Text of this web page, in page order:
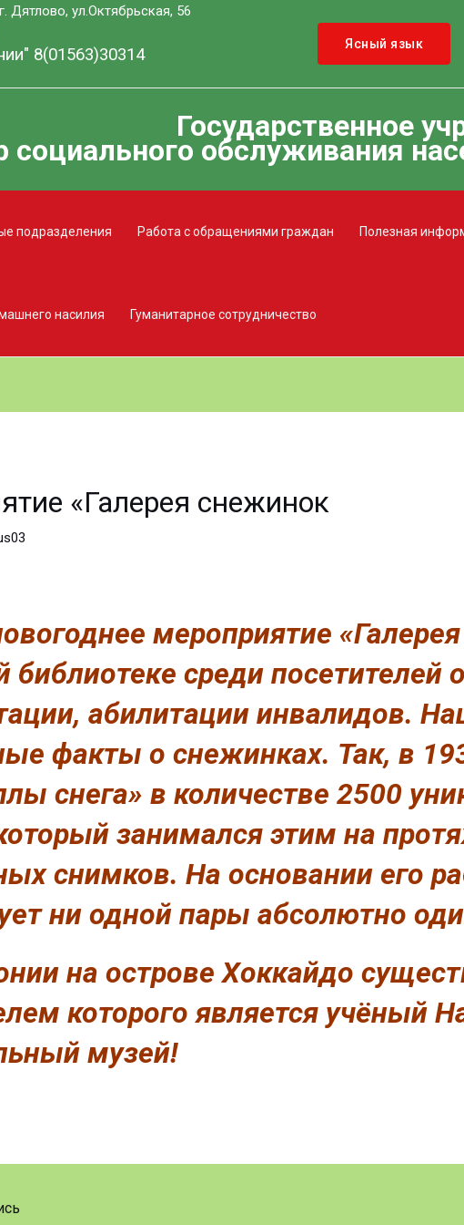
Дятлово, ул.Октябрьская, 56
8(01563)30314
Ясный язык
Государственное
социального обслуживания
подразделения Работа с обращениями граждан Полезная
насилия Гуманитарное сотрудничество
«Галерея снежинок
мероприятие
библиотеке среди посетителей
абилитации инвалидов.
факты о снежинках. Так, в
снега» в количестве 2500
занимался этим на
снимков. На основании его
ни одной пары абсолютно
на острове Хоккайдо
которого является учёный
музей!